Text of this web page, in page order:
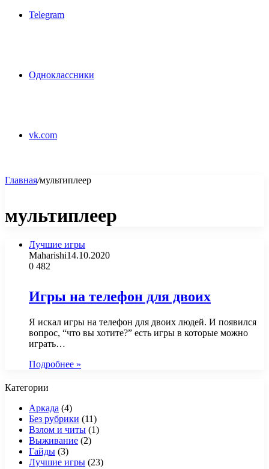
Telegram
Одноклассники
vk.com
Главная/мультиплеер
мультиплеер
Лучшие игры
Maharishi14.10.2020
0 482
Игры на телефон для двоих
Я искал игры на телефон для двоих людей. И появился
вопрос, “что вы хотите?” есть игры в которые можно
играть…
Подробнее »
Категории
Аркада (4)
Без рубрики (11)
Взлом и читы (1)
Выживание (2)
Гайды (3)
Лучшие игры (23)